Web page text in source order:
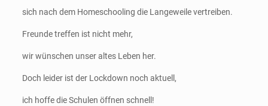
sich nach dem Homeschooling die Langeweile vertreiben.
Freunde treffen ist nicht mehr,
wir wünschen unser altes Leben her.
Doch leider ist der Lockdown noch aktuell,
ich hoffe die Schulen öffnen schnell!